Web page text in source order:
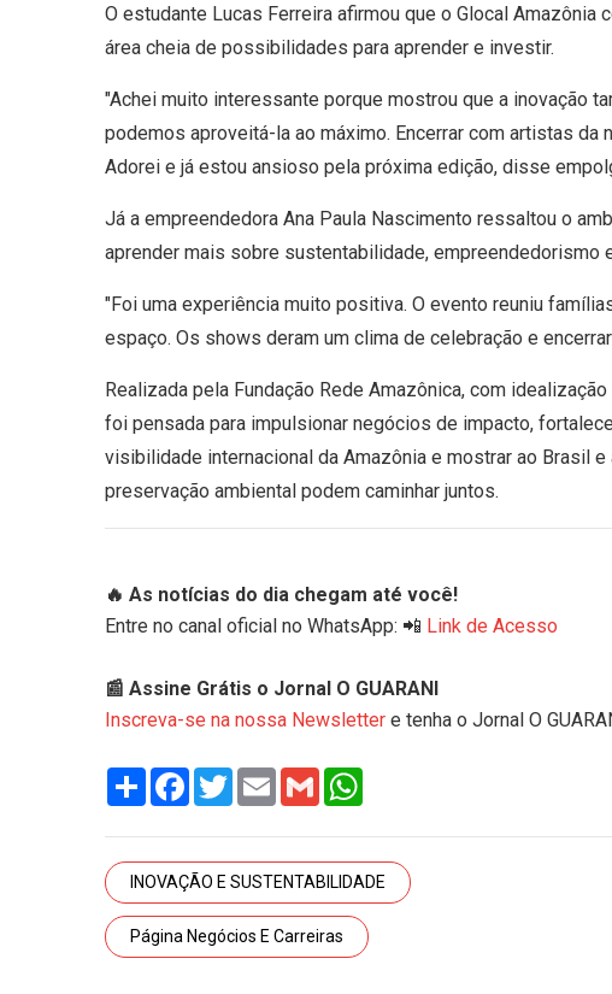
O estudante Lucas Ferreira afirmou que o Glocal Amazônia
área cheia de possibilidades para aprender e investir.
"Achei muito interessante porque mostrou que a inovação
podemos aproveitá-la ao máximo. Encerrar com artistas da
Adorei e já estou ansioso pela próxima edição, disse
Já a empreendedora Ana Paula Nascimento ressaltou o
aprender mais sobre sustentabilidade, empreendedorismo
"Foi uma experiência muito positiva. O evento reuniu
espaço. Os shows deram um clima de celebração e
Realizada pela Fundação Rede Amazônica, com
foi pensada para impulsionar negócios de impacto,
visibilidade internacional da Amazônia e mostrar ao Brasil
preservação ambiental podem caminhar juntos.
🔥 As notícias do dia chegam até você!
Entre no canal oficial no WhatsApp: 📲 Link de Acesso
📰 Assine Grátis o Jornal O GUARANI
Inscreva-se na nossa Newsletter e tenha o Jornal O
Share Facebook
TwitterEmail Gmail
INOVAÇÃO E SUSTENTABILIDADE
Página Negócios E Carreiras